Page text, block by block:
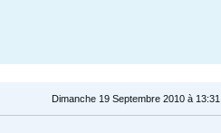
Dimanche 19 Septembre 2010 à 13:31